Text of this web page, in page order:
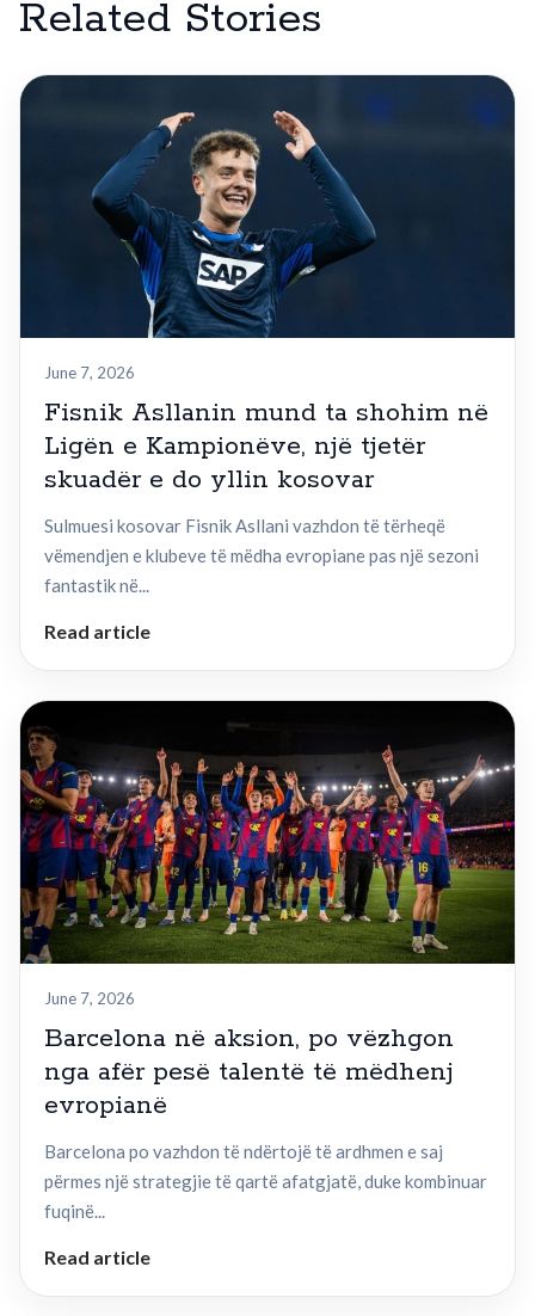
Related Stories
June 7, 2026
Fisnik Asllanin mund ta shohim në
Ligën e Kampionëve, një tjetër
skuadër e do yllin kosovar
Sulmuesi kosovar Fisnik Asllani vazhdon të tërheqë
vëmendjen e klubeve të mëdha evropiane pas një sezoni
fantastik në...
Read article
June 7, 2026
Barcelona në aksion, po vëzhgon
nga afër pesë talentë të mëdhenj
evropianë
Barcelona po vazhdon të ndërtojë të ardhmen e saj
përmes një strategjie të qartë afatgjatë, duke kombinuar
fuqinë...
Read article